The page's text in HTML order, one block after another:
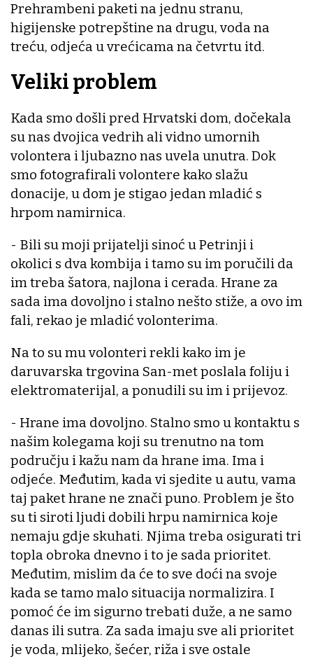
Prehrambeni paketi na jednu stranu,
higijenske potrepštine na drugu, voda na
treću, odjeća u vrećicama na četvrtu itd.
Veliki problem
Kada smo došli pred Hrvatski dom, dočekala
su nas dvojica vedrih ali vidno umornih
volontera i ljubazno nas uvela unutra. Dok
smo fotografirali volontere kako slažu
donacije, u dom je stigao jedan mladić s
hrpom namirnica.
- Bili su moji prijatelji sinoć u Petrinji i
okolici s dva kombija i tamo su im poručili da
im treba šatora, najlona i cerada. Hrane za
sada ima dovoljno i stalno nešto stiže, a ovo im
fali, rekao je mladić volonterima.
Na to su mu volonteri rekli kako im je
daruvarska trgovina San-met poslala foliju i
elektromaterijal, a ponudili su im i prijevoz.
- Hrane ima dovoljno. Stalno smo u kontaktu s
našim kolegama koji su trenutno na tom
području i kažu nam da hrane ima. Ima i
odjeće. Međutim, kada vi sjedite u autu, vama
taj paket hrane ne znači puno. Problem je što
su ti siroti ljudi dobili hrpu namirnica koje
nemaju gdje skuhati. Njima treba osigurati tri
topla obroka dnevno i to je sada prioritet.
Međutim, mislim da će to sve doći na svoje
kada se tamo malo situacija normalizira. I
pomoć će im sigurno trebati duže, a ne samo
danas ili sutra. Za sada imaju sve ali prioritet
je voda, mlijeko, šećer, riža i sve ostale